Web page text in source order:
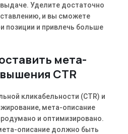
Уделите достаточно
и вы сможете
позиции и привлечь больше
мета-
CTR
кликабельности (CTR) и
мета-описание
и оптимизировано․
описание должно быть